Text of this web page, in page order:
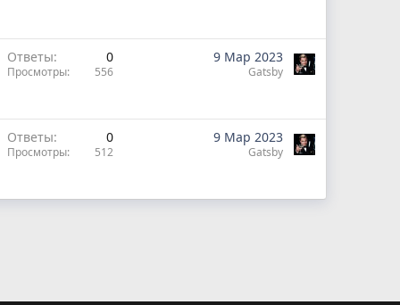
Ответы 0
Просмотры 556
9 Мар 2023
Gatsby
Ответы 0
Просмотры 512
9 Мар 2023
Gatsby